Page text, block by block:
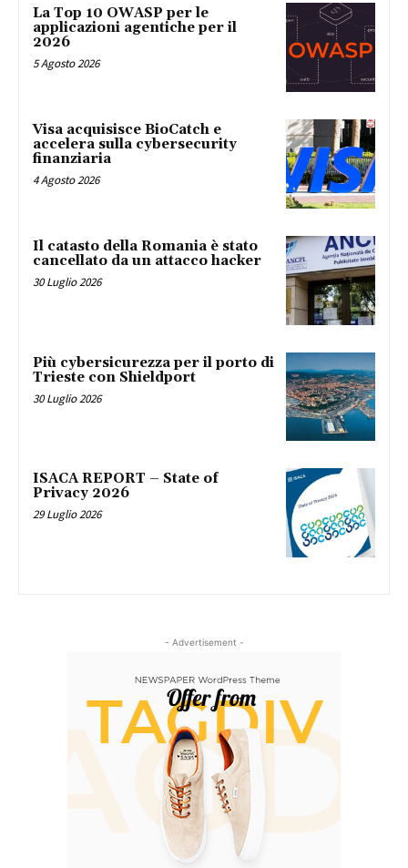
La Top 10 OWASP per le
applicazioni agentiche per il
2026
5 Agosto 2026
Visa acquisisce BioCatch e
accelera sulla cybersecurity
finanziaria
4 Agosto 2026
Il catasto della Romania è stato
cancellato da un attacco hacker
30 Luglio 2026
Più cybersicurezza per il porto di
Trieste con Shieldport
30 Luglio 2026
ISACA REPORT – State of
Privacy 2026
29 Luglio 2026
- Advertisement -